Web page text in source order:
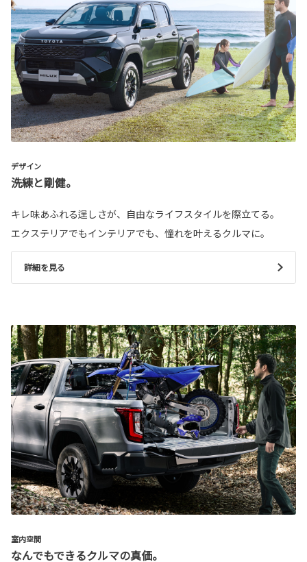
デザイン
洗練と剛健。
キレ味あふれる逞しさが、自由なライフスタイルを際立てる。
エクステリアでもインテリアでも、憧れを叶えるクルマに。
詳細を見る
室内空間
なんでもできるクルマの真価。